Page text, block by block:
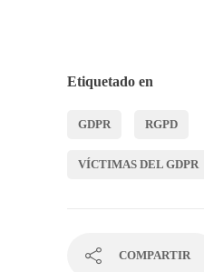
Etiquetado en
GDPR RGPD
VÍCTIMAS DEL GDPR
COMPARTIR